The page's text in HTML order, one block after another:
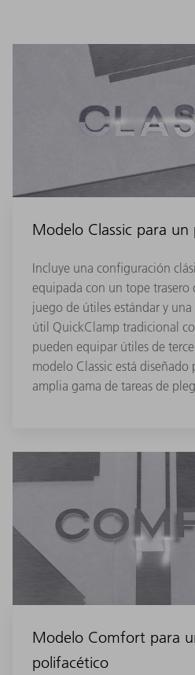
Modelo Classic para un
Incluye una configuración
equipada con un tope trasero
juego de útiles estándar y una
útil QuickClamp tradicional
pueden equipar útiles de
modelo Classic está diseñado
amplia gama de tareas de
Modelo Comfort para
polifacético